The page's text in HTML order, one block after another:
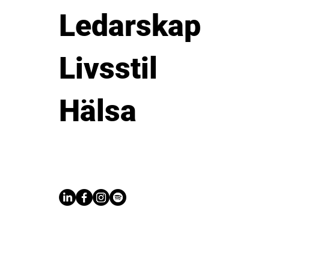
Ledarskap
Livsstil
Hälsa